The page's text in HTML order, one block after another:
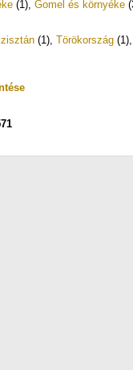
(1), Gomel és környéke
(1), Törökország (1)